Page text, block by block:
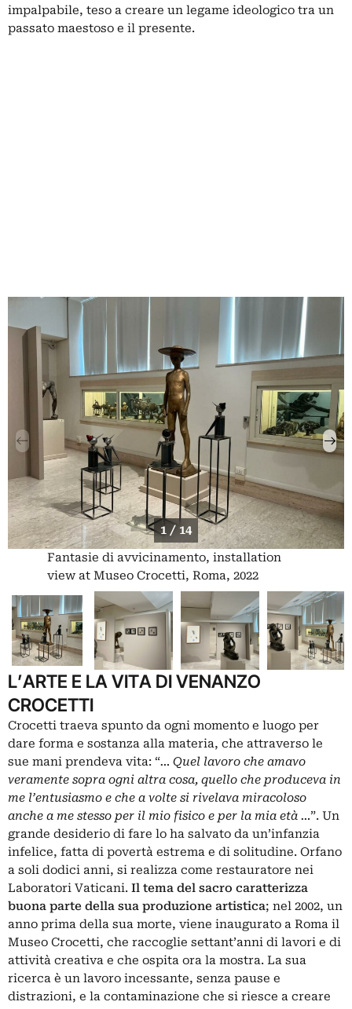
impalpabile, teso a creare un legame ideologico tra un
passato maestoso e il presente.
1 / 14
Fantasie di avvicinamento, installation
view at Museo Crocetti, Roma, 2022
L’ARTE E LA VITA DI VENANZO
CROCETTI
Crocetti traeva spunto da ogni momento e luogo per
dare forma e sostanza alla materia, che attraverso le
sue mani prendeva vita: “… Quel lavoro che amavo
veramente sopra ogni altra cosa, quello che produceva in
me l’entusiasmo e che a volte si rivelava miracoloso
anche a me stesso per il mio fisico e per la mia età …”. Un
grande desiderio di fare lo ha salvato da un’infanzia
infelice, fatta di povertà estrema e di solitudine. Orfano
a soli dodici anni, si realizza come restauratore nei
Laboratori Vaticani. Il tema del sacro caratterizza
buona parte della sua produzione artistica; nel 2002, un
anno prima della sua morte, viene inaugurato a Roma il
Museo Crocetti, che raccoglie settant’anni di lavori e di
attività creativa e che ospita ora la mostra. La sua
ricerca è un lavoro incessante, senza pause e
distrazioni, e la contaminazione che si riesce a creare